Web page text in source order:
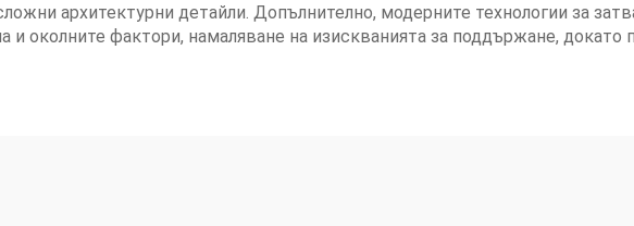
архитектурни детайли. Допълнително, модерните технологии за
и околните фактори, намаляване на изискванията за поддържане,